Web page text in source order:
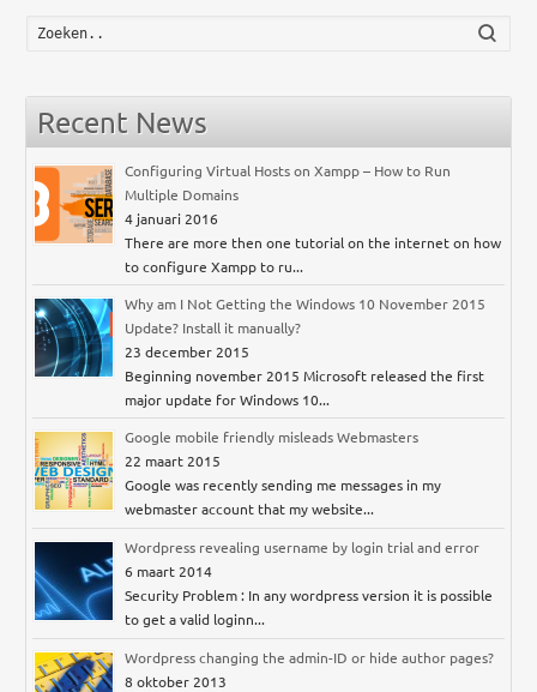
Recent News
Configuring Virtual Hosts on Xampp – How to Run
Multiple Domains
4 januari 2016
There are more then one tutorial on the internet on how
to configure Xampp to ru...
Why am I Not Getting the Windows 10 November 2015
Update? Install it manually?
23 december 2015
Beginning november 2015 Microsoft released the first
major update for Windows 10...
Google mobile friendly misleads Webmasters
22 maart 2015
Google was recently sending me messages in my
webmaster account that my website...
Wordpress revealing username by login trial and error
6 maart 2014
Security Problem : In any wordpress version it is possible
to get a valid loginn...
Wordpress changing the admin-ID or hide author pages?
8 oktober 2013